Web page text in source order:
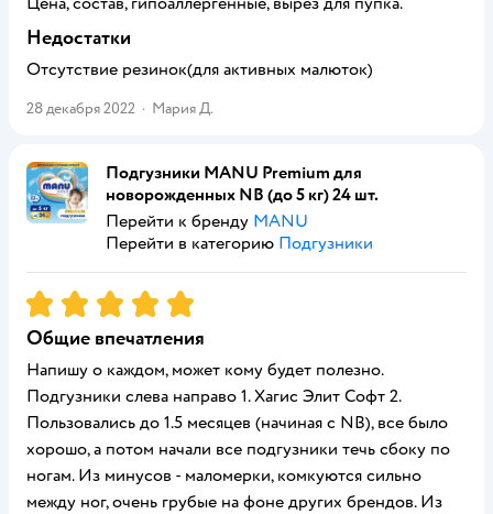
Недостатки
Отсутствие резинок(для активных малюток)
28 декабря 2022 · Мария Д.
Подгузники MANU Premium для
новорожденных NB (до 5 кг) 24 шт.
Перейти к бренду MANU
Перейти в категорию Подгузники
Рейтинг:5
Общие впечатления
Напишу о каждом, может кому будет полезно.
Подгузники слева направо 1. Хагис Элит Софт 2.
Пользовались до 1.5 месяцев (начиная с NB), все было
хорошо, а потом начали все подгузники течь сбоку по
ногам. Из минусов - маломерки, комкуются сильно
между ног, очень грубые на фоне других брендов. Из